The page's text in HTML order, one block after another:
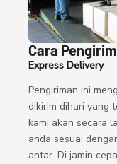
Cara
Express Delivery
Pengiriman ini
dikirim dihari yang
kami akan secara
anda sesuai
antar. Di jamin